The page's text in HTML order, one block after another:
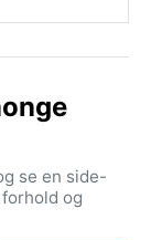
se en side-
og